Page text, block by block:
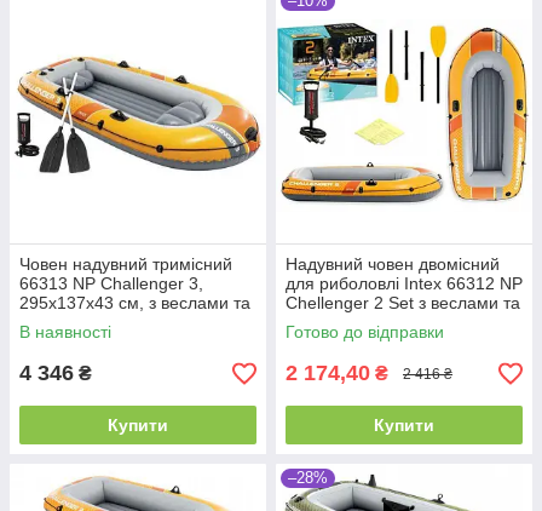
Човен надувний тримісний
66313 NP Challenger 3,
295х137х43 см, з веслами та
насосом
В наявності
4 346 ₴
Купити
Надувний човен двомісний
для риболовлі Intex 66312 NP
Chellenger 2 Set з веслами та
насосом, 236х114х41 см
Готово до відправки
2 174,40 ₴ 2 416 ₴
Купити
–28%